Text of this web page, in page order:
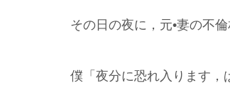
その日の夜に，元•妻の不
僕「夜分に恐れ入ります，